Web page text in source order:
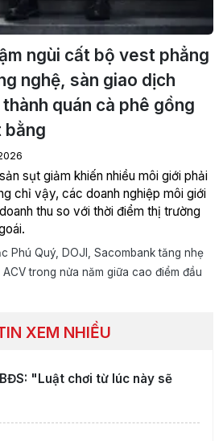
ngùi cất bộ vest phẳng
nghệ, sàn giao dịch
quán cà phê gồng
bằng
sụt giảm khiến nhiều môi giới phải
chỉ vậy, các doanh nghiệp môi giới
thu so với thời điểm thị trường
Phú Quý, DOJI, Sacombank tăng nhẹ
trong nửa năm giữa cao điểm đầu
XEM NHIỀU
"Luật chơi từ lúc này sẽ